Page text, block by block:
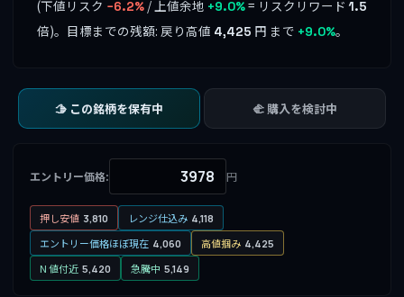
(下値リスク −6.2% / 上値余地 +9.0%= リスクリワード1.5
倍)。目標までの残額: 戻り高値 4,425 円 まで +9.0%。
🫱 この銘柄を保有中 🫲 購入を検討中
エントリー価格: 円
押し安値 3,810 レンジ仕込み 4,118
エントリー価格ほぼ現在 4,060 高値掴み 4,425
N 値付近 5,420 急騰中 5,149